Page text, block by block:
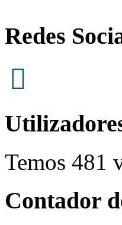
Redes
Temos 481
Contador